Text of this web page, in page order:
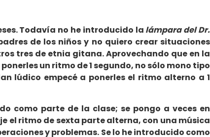
Todavía no he introducido la lámpara del Dr.
de los niños y no quiero crear situaciones
tres de etnia gitana. Aprovechando que en la
un ritmo de 1 segundo, no sólo mono tipo
lúdico empecé a ponerles el ritmo alterno a 1
como parte de la clase; se pongo a veces en
el ritmo de sexta parte alterna, con una música
y problemas. Se lo he introducido como